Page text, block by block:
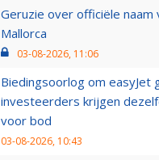
Geruzie over officiële naam
Mallorca
03-08-2026, 11:06
Biedingsoorlog om easyJet
investeerders krijgen
voor bod
03-08-2026, 10:43